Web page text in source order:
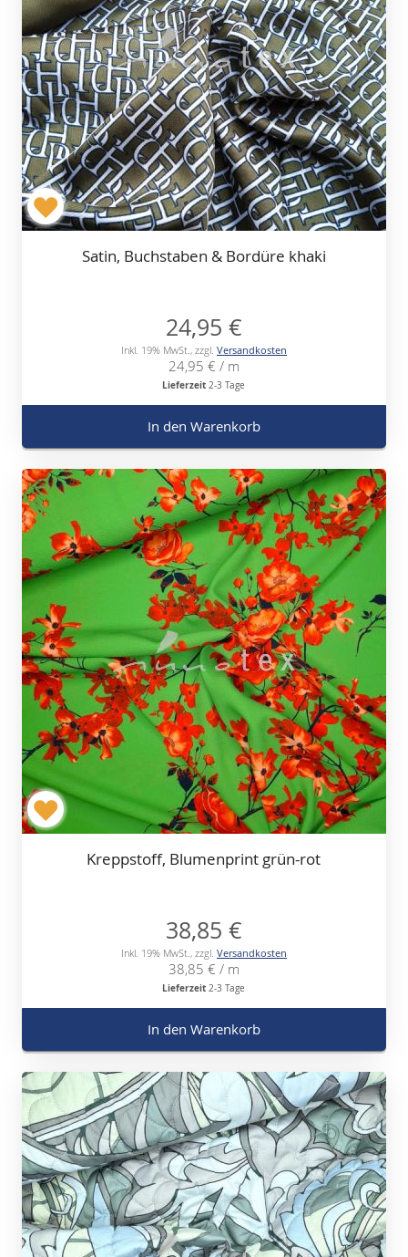
Satin, Buchstaben & Bordüre khaki
24,95 €
Inkl. 19% MwSt., zzgl. Versandkosten
24,95 € / m
Lieferzeit 2-3 Tage
In den Warenkorb
Kreppstoff, Blumenprint grün-rot
38,85 €
Inkl. 19% MwSt., zzgl. Versandkosten
38,85 € / m
Lieferzeit 2-3 Tage
In den Warenkorb